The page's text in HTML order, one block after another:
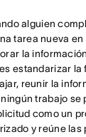
alguien
tarea nueva
la
estandarizar la
reunir la
trabajo se
como un
y reúne las